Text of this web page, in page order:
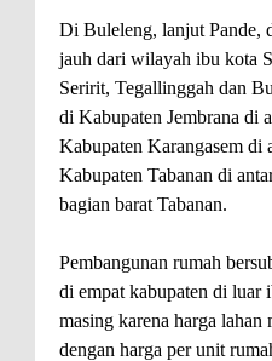
Di Buleleng, lanjut Pande,
jauh dari wilayah ibu kota
Seririt, Tegallinggah dan
di Kabupaten Jembrana di
Kabupaten Karangasem di
Kabupaten Tabanan di
bagian barat Tabanan.
Pembangunan rumah
di empat kabupaten di luar
masing karena harga lahan
dengan harga per unit